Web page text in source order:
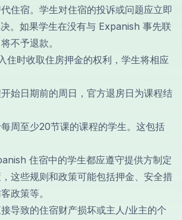
住宿。学生对住宿的投诉或问题应立即
。如果学生在没有与 Expanish 事先联
不予退款。
住时收取住房押金的权利，学生将相应
始日期前的周日，官方退房日为课程结
周至少20节课的课程的学生。这包括
住宿中的学生都应遵守提供方制定
这些规则和政策可能包括押金、安全措
政策等。
导致的住宿财产损坏或主人/业主的个